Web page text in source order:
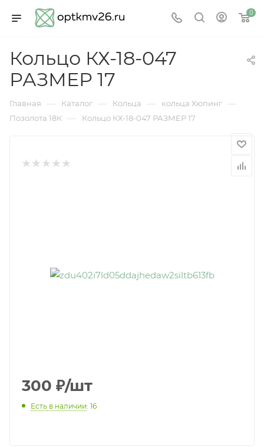
0
Кольцо КХ-18-047
РАЗМЕР 17
Главная — Каталог — Кольца — кольца Хюпинг —
Позолота 18К — Кольцо КХ-18-047 РАЗМЕР 17
300 ₽/шт
Есть в наличии: 16